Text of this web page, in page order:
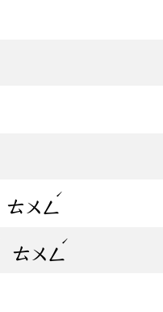
ㄊㄨㄥ
ˊ
ㄊㄨㄥ
ˊ